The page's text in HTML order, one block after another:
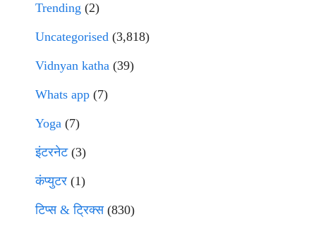
Trending (2)
Uncategorised (3,818)
Vidnyan katha (39)
Whats app (7)
Yoga (7)
इंटरनेट(3)
कंप्युटर (1)
टिप्स & ट्रिक्स(830)